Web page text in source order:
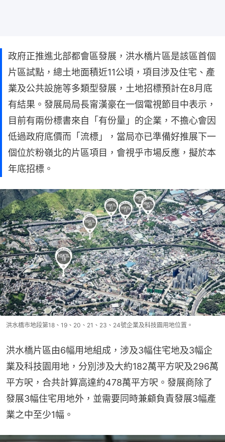
政府正推進北部都會區發展，洪水橋片區是該區首個
片區試點，總土地面積近11公頃，項目涉及住宅、產
業及公共設施等多類型發展，土地招標預計在8月底
有結果。發展局局長甯漢豪在一個電視節目中表示，
目前有兩份標書來自「有份量」的企業，不擔心會因
低過政府底價而「流標」，當局亦已準備好推展下一
個位於粉嶺北的片區項目，會視乎市場反應，擬於本
年底招標。
洪水橋市地段第18、19、20、21、23、24號企業及科技園用地位置。
洪水橋片區由6幅用地組成，涉及3幅住宅地及3幅企
業及科技園用地，分別涉及大約182萬平方呎及296萬
平方呎，合共計算高達約478萬平方呎。發展商除了
發展3幅住宅用地外，並需要同時兼顧負責發展3幅產
業之中至少1幅。